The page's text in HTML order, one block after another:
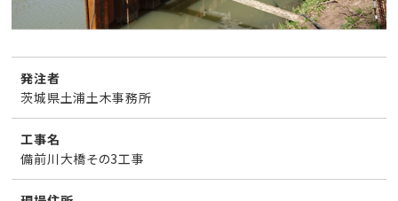
発注者
茨城県土浦土木事務所
工事名
備前川大橋その3工事